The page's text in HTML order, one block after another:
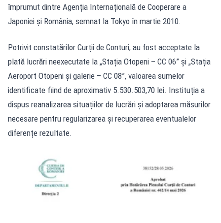
împrumut dintre Agenția Internațională de Cooperare a
Japoniei și România, semnat la Tokyo în martie 2010.
Potrivit constatărilor Curții de Conturi, au fost acceptate la
plată lucrări neexecutate la „Stația Otopeni – CC 06” și „Stația
Aeroport Otopeni și galerie – CC 08”, valoarea sumelor
identificate fiind de aproximativ 5.530.503,70 lei. Instituția a
dispus reanalizarea situațiilor de lucrări și adoptarea măsurilor
necesare pentru regularizarea și recuperarea eventualelor
diferențe rezultate.